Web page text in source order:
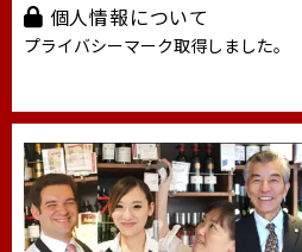
個人情報について
プライバシーマーク取得しました。